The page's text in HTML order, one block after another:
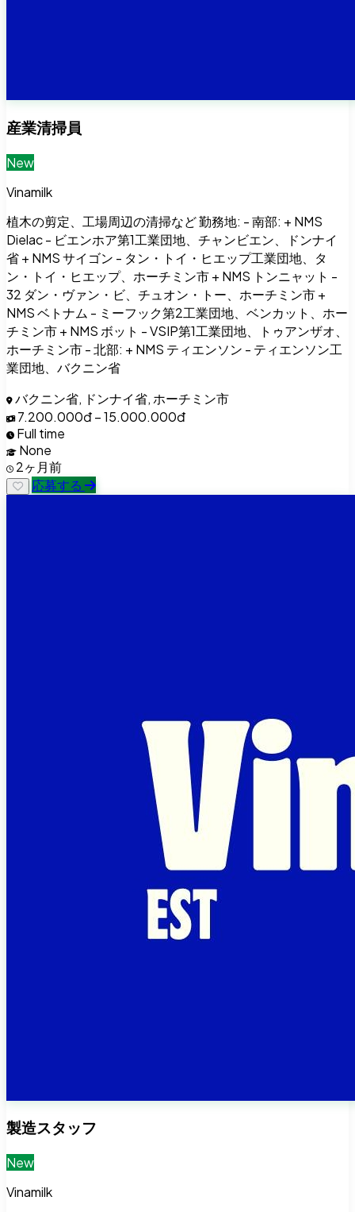
産業清掃員
New
Vinamilk
植木の剪定、工場周辺の清掃など 勤務地: - 南部: + NMS
Dielac - ビエンホア第1工業団地、チャンビエン、ドンナイ
省 + NMS サイゴン - タン・トイ・ヒエップ工業団地、タ
ン・トイ・ヒエップ、ホーチミン市 + NMS トンニャット -
32 ダン・ヴァン・ビ、チュオン・トー、ホーチミン市 +
NMS ベトナム - ミーフック第2工業団地、ベンカット、ホー
チミン市 + NMS ボット - VSIP第1工業団地、トゥアンザオ、
ホーチミン市 - 北部: + NMS ティエンソン - ティエンソン工
業団地、バクニン省
バクニン省, ドンナイ省, ホーチミン市
7.200.000đ – 15.000.000đ
Full time
None
2ヶ月前
応募する
製造スタッフ
New
Vinamilk